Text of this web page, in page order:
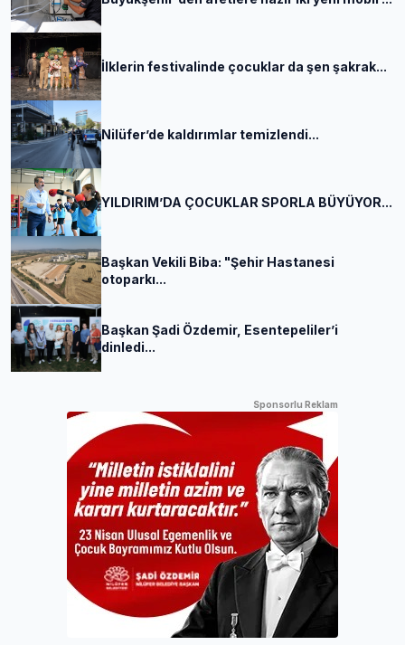
İlklerin festivalinde çocuklar da şen şakrak...
Nilüfer’de kaldırımlar temizlendi...
YILDIRIM’DA ÇOCUKLAR SPORLA BÜYÜYOR...
Başkan Vekili Biba: "Şehir Hastanesi
otoparkı...
Başkan Şadi Özdemir, Esentepeliler’i
dinledi...
Sponsorlu Reklam